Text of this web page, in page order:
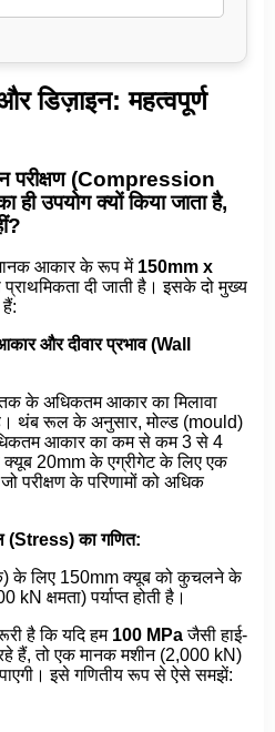
डिज़ाइन: महत्वपूर्ण
परीक्षण (Compression
उपयोग क्यों किया जाता है,
आकार के रूप में 150mm x
दी जाती है। इसके दो मुख्य
हैं:
और दीवार प्रभाव (Wall
के अधिकतम आकार का मिलावा
थंब रूल के अनुसार, मोल्ड (mould)
आकार का कम से कम 3 से 4
क्यूब 20mm के एग्रीगेट के लिए एक
परीक्षण के परिणामों को अधिक
(Stress) का गणित:
के लिए 150mm क्यूब को कुचलने के
क्षमता) पर्याप्त होती है।
है कि यदि हम 100 MPaजैसी हाई-
हैं, तो एक मानक मशीन (2,000 kN)
इसे गणितीय रूप से ऐसे समझें: